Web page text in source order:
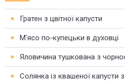
Гратен з цвітної капусти
М'ясо по-купецьки в духовці
Яловичина тушкована з
Солянка із квашеної капусти